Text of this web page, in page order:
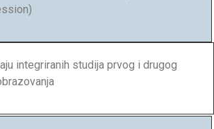
integriranih studija prvog i drugog